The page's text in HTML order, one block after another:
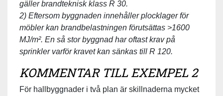
gäller brandteknisk klass R 30.
2) Eftersom byggnaden innehåller plocklager för
möbler kan brandbelastningen förutsättas >1600
MJ/m². En så stor byggnad har oftast krav på
sprinkler varför kravet kan sänkas till R 120.
KOMMENTAR TILL EXEMPEL 2
För hallbyggnader i två plan är skillnaderna mycket